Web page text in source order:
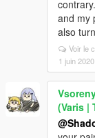
and my
also
Voir le
1 juin 2020
(Varis |